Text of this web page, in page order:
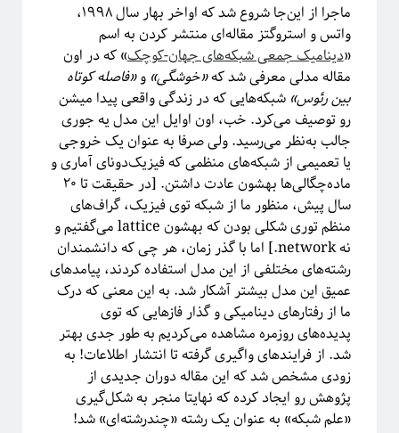
جزر و مد چه جوری کار می‌کنه؟!
حکایت «سیستم‌های پیچیده» چیست؟!
سیستم‌های پیچیده: «ماهیت و ویژگی‌»
یادگیری «سیستم‌های پیچیده» رو از کجا و چه‌طور آغاز کنیم؟!
پیشنهادهایی برای دانشجویان تحصیلات تکمیلی، به‌ویژه برای سیستم‌های پیچیده
آموزش آنلاین چه چیزی برای ما دارد؟!
مقدمه‌ای بر هندسه فرکتالی
ریچارد فاینمن؛ چهره‌ترین چهره!
معرفی کتاب و دوره برای دانشجویان سال اول علوم‌پایه و مهندسی
فیزیک خوش‌مزه یا آشپزی ملوکولی
در رویارویی با علم و مسئله ترویج آن
آیا باید دکتری بخونم؟!
تجربه شخصی در کارهای مربوط به تحلیل داده در بازار و نه دانشگاه!
کنکوری‌ها حواستان باشد جوگیر نشوید؛ در علم جایی برای جوگیرها نیست!
روایتگری در علم
ماجرا از این‌جا شروع شد که اواخر بهار سال ۱۹۹۸،
واتس و استروگتز مقاله‌ای منتشر کردن به اسم
«دینامیک جمعی شبکه‌های جهان-کوچک» که در اون
مقاله مدلی معرفی شد که«خوشگی» و«فاصله کوتاه
بین رئوس» شبکه‌هایی که در زندگی واقعی پیدا میشن
رو توصیف می‌کرد. خب، اون اوایل این مدل یه جوری
جالب به‌نظر می‌رسید. ولی صرفا به عنوان یک خروجی
یا تعمیمی از شبکه‌های منظمی که فیزیک‌دونای آماری و
ماده‌چگالی‌ها بهشون عادت داشتن. [در حقیقت تا ۲۰
سال پیش، منظور ما از شبکه توی فیزیک، گراف‌های
منظم توری شکلی بودن که بهشون lattice می‌گفتیم و
نه network.]
اما با گذر زمان، هر چی که دانشمندان
رشته‌های مختلفی از این مدل استفاده کردند، پیامد‌های
عمیق این مدل بیشتر آشکار شد. به این معنی که درک
ما از رفتارهای دینامیکی و گذار فازهایی که توی
پدیده‌های روزمره‌ مشاهده می‌کردیم به طور جدی بهتر
شد. از فرایندهای واگیری گرفته تا انتشار اطلاعات! به
زودی مشخص شد که این مقاله دوران جدیدی از
پژوهش رو ایجاد کرده که نهایتا منجر به شکل‌گیری
«علم شبکه» به عنوان یک رشته «چندرشته‌ای» شد!